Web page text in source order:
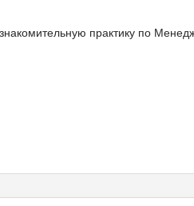
практику по